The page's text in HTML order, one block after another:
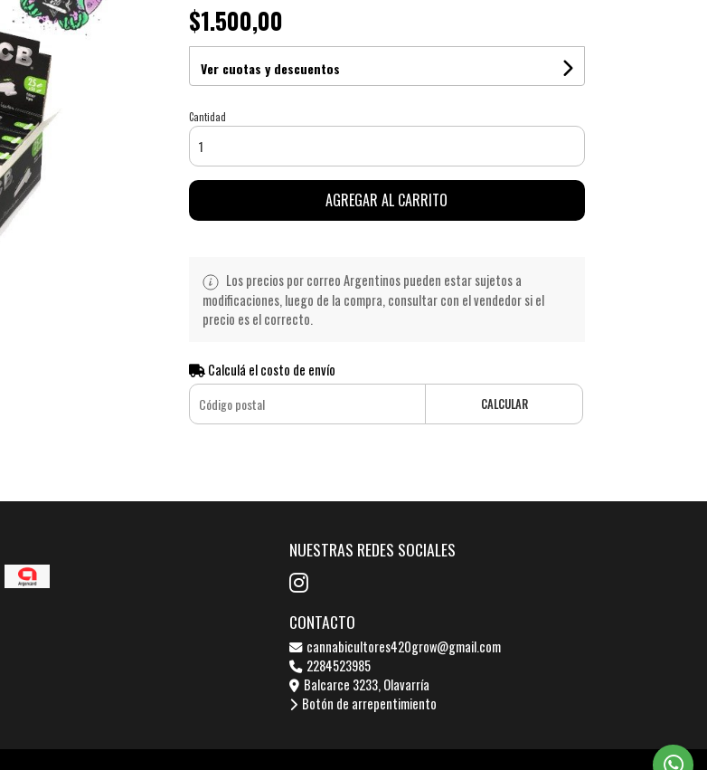
$1.500,00
Ver cuotas y descuentos
Cantidad
AGREGAR AL CARRITO
Los precios por correo Argentinos pueden estar sujetos a
modificaciones, luego de la compra, consultar con el vendedor si el
precio es el correcto.
Calculá el costo de envío
CALCULAR
NUESTRAS REDES SOCIALES
CONTACTO
cannabicultores420grow@gmail.com
2284523985
Balcarce 3233, Olavarría
Botón de arrepentimiento